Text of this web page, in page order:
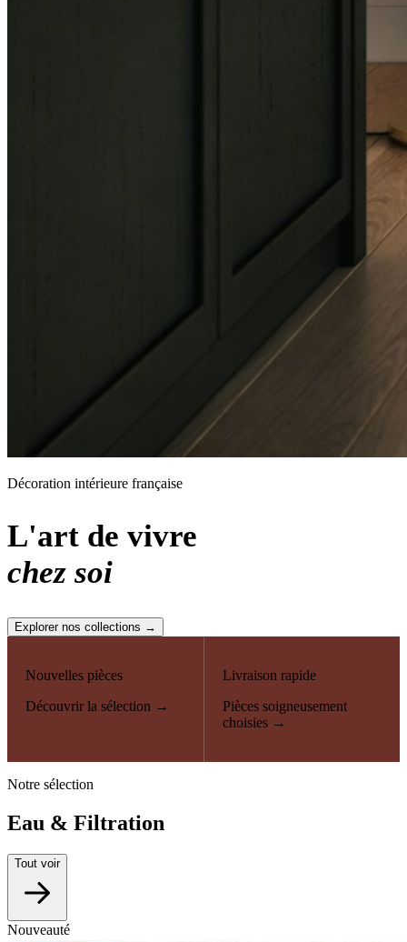
Décoration intérieure française
L'art de vivre
chez soi
Explorer nos collections →
Nouvelles pièces
Découvrir la sélection →
Livraison rapide
Pièces soigneusement
choisies →
Notre sélection
Eau & Filtration
Tout voir
Nouveauté